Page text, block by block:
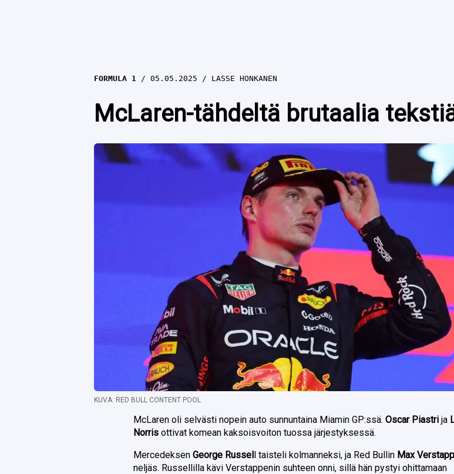
FORMULA 1 05.05.2025 LASSE HONKANEN
McLaren-tähdeltä brutaalia
KUVA: RED BULL CONTENT POOL
McLaren oli selvästi nopein auto sunnuntaina Miamin GP:ssä. Oscar Piastri ja
Norris ottivat komean kaksoisvoiton tuossa järjestyksessä.
MercedeksenGeorge Russell taisteli kolmanneksi, ja Red Bullin Max
neljäs. Russellilla kävi Verstappenin suhteen onni, sillä hän pystyi ohittamaan